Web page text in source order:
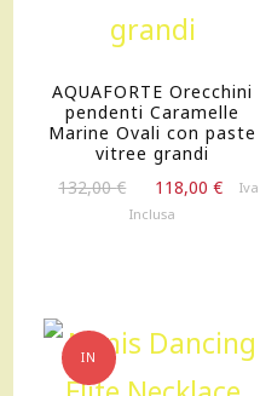
AQUAFORTE Orecchini
pendenti Caramelle
Marine Ovali con paste
vitree grandi
132,00€
prezzo
118,00€
IlIva
Inclusa
IN